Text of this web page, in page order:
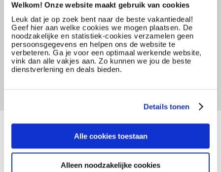
Welkom! Onze website maakt gebruik van cookies
Leuk dat je op zoek bent naar de beste vakantiedeal!
Geef hier aan welke cookies we mogen plaatsen. De
noodzakelijke en statistiek-cookies verzamelen geen
persoonsgegevens en helpen ons de website te
verbeteren. Ga je voor een optimaal werkende website,
vink dan alle vakjes aan. Zo kunnen we jou de beste
dienstverlening en deals bieden.
Details tonen
Alle cookies toestaan
Alleen noodzakelijke cookies